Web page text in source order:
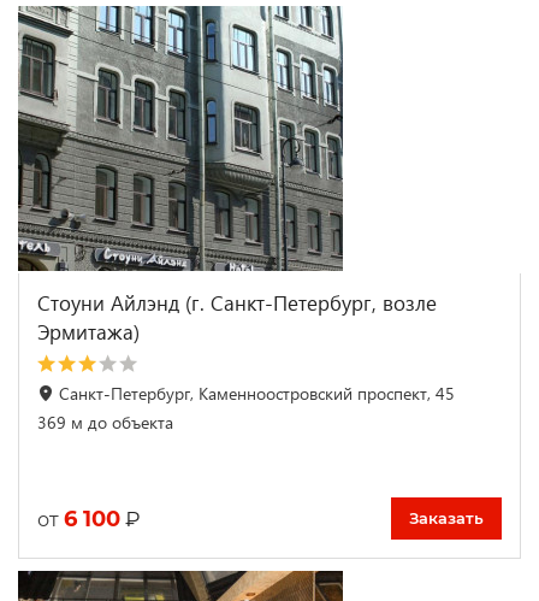
Стоуни Айлэнд (г. Санкт-Петербург, возле
Эрмитажа)
Санкт-Петербург, Каменноостровский проспект, 45
369 м до объекта
от 6 100 ₽ Заказать